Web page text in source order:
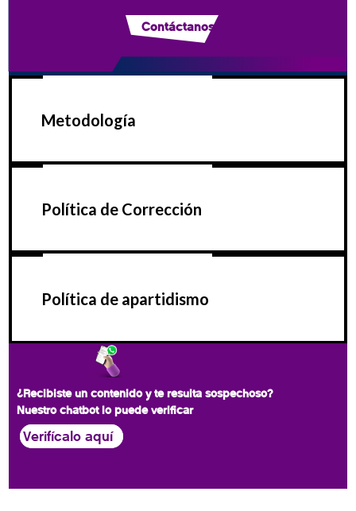
Contáctanos
Metodología
Política de Corrección
Política de apartidismo
¿Recibiste un contenido y te resulta sospechoso?
Nuestro chatbot lo puede verificar
Verifícalo aquí